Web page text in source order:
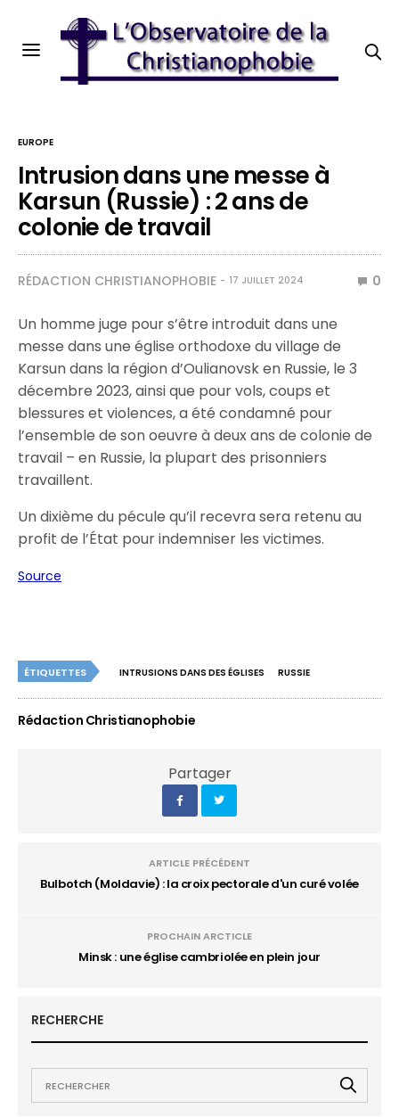
EUROPE
Intrusion dans une messe à
Karsun (Russie) : 2 ans de
colonie de travail
RÉDACTION CHRISTIANOPHOBIE 17 JUILLET 2024 0
Un homme juge pour s’être introduit dans une
messe dans une église orthodoxe du village de
Karsun dans la région d’Oulianovsk en Russie, le 3
décembre 2023, ainsi que pour vols, coups et
blessures et violences, a été condamné pour
l’ensemble de son oeuvre à deux ans de colonie de
travail – en Russie, la plupart des prisonniers
travaillent.
Un dixième du pécule qu’il recevra sera retenu au
profit de l’État pour indemniser les victimes.
Source
ÉTIQUETTES INTRUSIONS DANS DES ÉGLISES RUSSIE
Rédaction Christianophobie
Partager
ARTICLE PRÉCÉDENT
Bulbotch (Moldavie) : la croix pectorale d'un curé volée
PROCHAIN ARCTICLE
Minsk : une église cambriolée en plein jour
RECHERCHE